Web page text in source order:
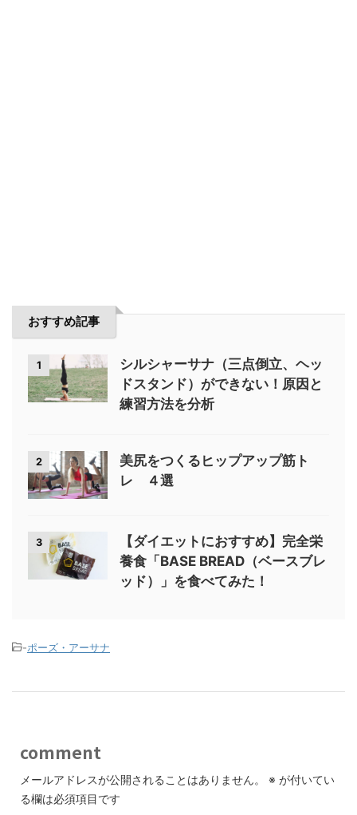
おすすめ記事
1
シルシャーサナ（三点倒立、ヘッ
ドスタンド）ができない！原因と
練習方法を分析
2
美尻をつくるヒップアップ筋ト
レ ４選
3
【ダイエットにおすすめ】完全栄
養食「BASE BREAD（ベースブレ
ッド）」を食べてみた！
-ポーズ・アーサナ
comment
メールアドレスが公開されることはありません。 ※ が付いてい
る欄は必須項目です